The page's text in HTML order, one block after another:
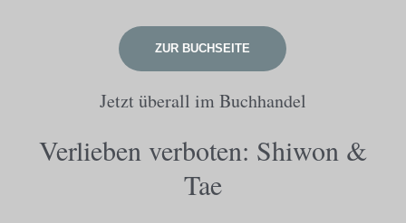
ZUR BUCHSEITE
Jetzt überall im Buchhandel
Verlieben verboten: Shiwon &
Tae